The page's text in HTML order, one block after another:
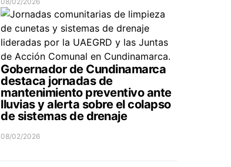
Gobernador de Cundinamarca
destaca jornadas de
mantenimiento preventivo ante
lluvias y alerta sobre el colapso
de sistemas de drenaje
08/02/2026